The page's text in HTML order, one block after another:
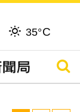
35°C
搜尋